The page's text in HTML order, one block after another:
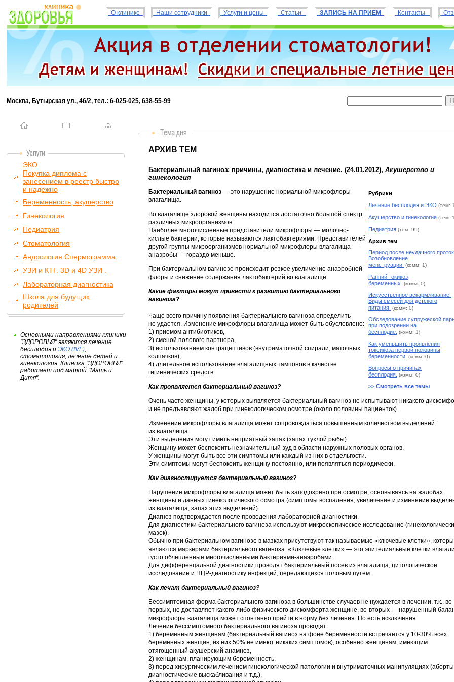
О клинике Наши сотрудники Услуги и цены Статьи ЗАПИСЬ НА ПРИЕМ Контакты
Москва, Бутырская ул., 46/2, тел.: 6-025-025, 638-55-99
ЭКО
Покупка диплома с
занесением в реестр быстро
и надежно
Беременность, акушерство
Гинекология
Педиатрия
Стоматология
Андрология.Спермограмма.
УЗИ и КТГ. 3D и 4D УЗИ .
Лабораторная диагностика
Школа для будущих
родителей
Основными направлениями клиники
"ЗДОРОВЬЯ" являются лечение
бесплодия и ЭКО (IVF),
стоматология, лечение детей и
гинекология. Клиника "ЗДОРОВЬЯ"
работает под маркой "Мать и
Дитя".
АРХИВ ТЕМ
Бактериальный вагиноз: причины, диагностика и лечение. (24.01.2012), Акушерство и
гинекология
Рубрики
Лечение бесплодия и ЭКО (тем:
Акушерство и гинекология (тем:
Педиатрия (тем: 99)
Архив тем
Период после неудачного
Возобновление
менструации. (комм: 1)
Ранний токикоз
беременных.
(комм: 0)
Искусственное вскармливание.
Виды смесей для детского
питания. (комм: 0)
Обследование супружеской
при подозрении на
бесплодие. (комм: 1)
Как уменьшить проявления
токсикоза первой половины
беременности. (комм: 0)
Вопросы о причинах
бесплодия. (комм: 0)
>> Смотреть все темы
Бактериальный вагиноз — это нарушение нормальной микрофлоры
влагалища.
Во влагалище здоровой женщины находится достаточно большой спектр
различных микроорганизмов.
Наиболее многочисленные представители микрофлоры — молочно-
кислые бактерии, которые называются лактобактериями. Представителей
другой группы микроорганизмов нормальной микрофлоры влагалища —
анаэробы — гораздо меньше.
При бактериальном вагинозе происходит резкое увеличение анаэробной
флоры и снижение содержания лактобактерий во влагалище.
Какие факторы могут привести к развитию бактериального
вагиноза?
Чаще всего причину появления бактериального вагиноза определить
не удается. Изменение микрофлоры влагалища может быть обусловлено:
1) приемом антибиотиков,
2) сменой полового партнера,
3) использованием контрацептивов (внутриматочной спирали, маточных
колпачков),
4) длительное использование влагалищных тампонов в качестве
гигиенических средств.
Как проявляется бактериальный вагиноз?
Очень часто женщины, у которых выявляется бактериальный вагиноз не испытывают никакого
и не предъявляют жалоб при гинекологическом осмотре (около половины пациенток).
Изменение микрофлоры влагалища может сопровождаться повышенным количеством выделений
из влагалища.
Эти выделения могут иметь неприятный запах (запах тухлой рыбы).
Женщину может беспокоить незначительный зуд в области наружных половых органов.
У женщины могут быть все эти симптомы или каждый из них в отдельгости.
Эти симптомы могут беспокоить женщину постоянно, или появляться периодически.
Как диагностируется бактериальный вагиноз?
Нарушение микрофлоры влагалища может быть заподозрено при осмотре, основываясь на жалобах
женщины и данных гинекологического осмотра (симптомы воспаления, увеличение и изменение
из влагалища, запах этих выделений).
Диагноз подтверждается после проведения лабораторной диагностики.
Для диагностики бактериального вагиноза используют микроскопическое исследование
мазок).
Обычно при бактериальном вагинозе в мазках присутствуют так называемые «ключевые клетки»,
являются маркерами бактериального вагиноза. «Ключевые клетки» — это эпителиальные клетки
густо облепленные многочисленными бактериями-анаэробами.
Для дифференцальной диагностики проводят бактериальный посев из влагалища, цитологическое
исследование и ПЦР-диагностику инфекций, передающихся половым путем.
Как лечат бактериальный вагиноз?
Бессимптомная форма бактериального вагиноза в большинстве случаев не нуждается в лечении, т.к., во-
первых, не доставляет какого-либо физического дискомфорта женщине, во-вторых — нарушенный
микрофлоры влагалища может спонтанно прийти в норму без лечения. Но есть исключения.
Лечение бессимптомного бактериального вагиноза проводят:
1) беременным женщинам (бактериальный вагиноз на фоне беременности встречается у 10-30% всех
беременных женщин, из них 50% не имеют никаких симптомов), особенно женщинам, имеющим
отягощенный акушерский анамнез,
2) женщинам, планирующим беременность,
3) перед хирургическим лечением гинекологической патологии и внутриматочных манипуляциях
диагностические выскабливания и т.д.),